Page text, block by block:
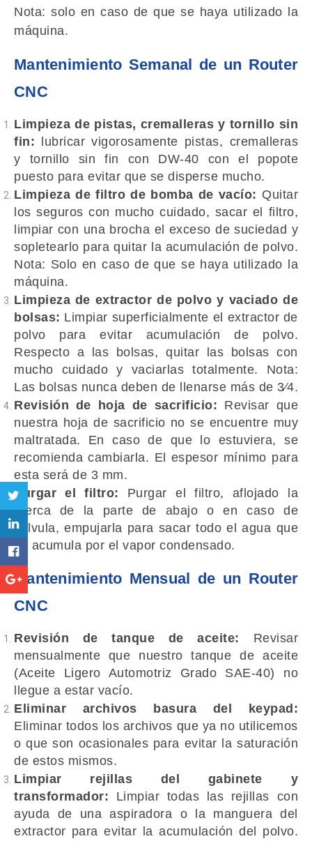
Nota: solo en caso de que se haya utilizado la
máquina.
Mantenimiento Semanal de un Router
CNC
Limpieza de pistas, cremalleras y tornillo sin
fin: lubricar vigorosamente pistas, cremalleras
y tornillo sin fin con DW-40 con el popote
puesto para evitar que se disperse mucho.
Limpieza de filtro de bomba de vacío: Quitar
los seguros con mucho cuidado, sacar el filtro,
limpiar con una brocha el exceso de suciedad y
sopletearlo para quitar la acumulación de polvo.
Nota: Solo en caso de que se haya utilizado la
máquina.
Limpieza de extractor de polvo y vaciado de
bolsas: Limpiar superficialmente el extractor de
polvo para evitar acumulación de polvo.
Respecto a las bolsas, quitar las bolsas con
mucho cuidado y vaciarlas totalmente. Nota:
Las bolsas nunca deben de llenarse más de 3⁄4.
Revisión de hoja de sacrificio: Revisar que
nuestra hoja de sacrificio no se encuentre muy
maltratada. En caso de que lo estuviera, se
recomienda cambiarla. El espesor mínimo para
esta será de 3 mm.
Purgar el filtro: Purgar el filtro, aflojado la
tuerca de la parte de abajo o en caso de
válvula, empujarla para sacar todo el agua que
se acumula por el vapor condensado.
Mantenimiento Mensual de un Router
CNC
Revisión de tanque de aceite: Revisar
mensualmente que nuestro tanque de aceite
(Aceite Ligero Automotriz Grado SAE-40) no
llegue a estar vacío.
Eliminar archivos basura del keypad:
Eliminar todos los archivos que ya no utilicemos
o que son ocasionales para evitar la saturación
de estos mismos.
Limpiar rejillas del gabinete y
transformador: Limpiar todas las rejillas con
ayuda de una aspiradora o la manguera del
extractor para evitar la acumulación del polvo.